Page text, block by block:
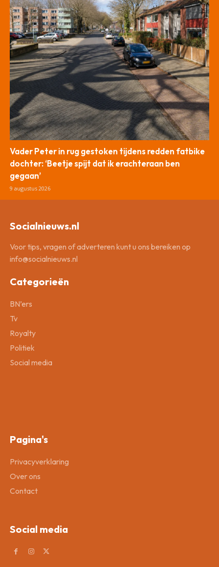
Vader Peter in rug gestoken tijdens redden fatbike
dochter: ‘Beetje spijt dat ik erachteraan ben
gegaan’
9 augustus 2026
Socialnieuws.nl
Voor tips, vragen of adverteren kunt u ons bereiken op
info@socialnieuws.nl
Categorieën
BN’ers
Tv
Royalty
Politiek
Social media
Pagina's
Privacyverklaring
Over ons
Contact
Social media